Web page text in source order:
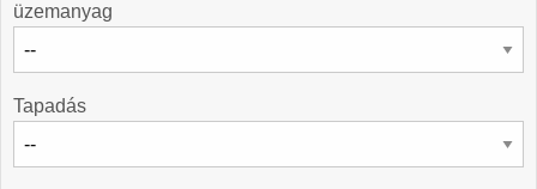
üzemanyag
Tapadás